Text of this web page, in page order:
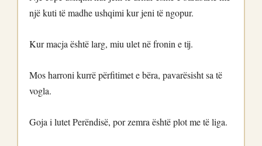
një kuti të madhe ushqimi kur jeni të ngopur.
Kur macja është larg, miu ulet në fronin e tij.
Mos harroni kurrë përfitimet e bëra, pavarësisht sa të
vogla.
Goja i lutet Perëndisë, por zemra është plot me të liga.